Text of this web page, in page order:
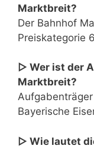
Marktbreit?
Der Bahnhof
Preiskategorie
▷ Wer ist der
Marktbreit?
Bayerische
▷ Wie lautet